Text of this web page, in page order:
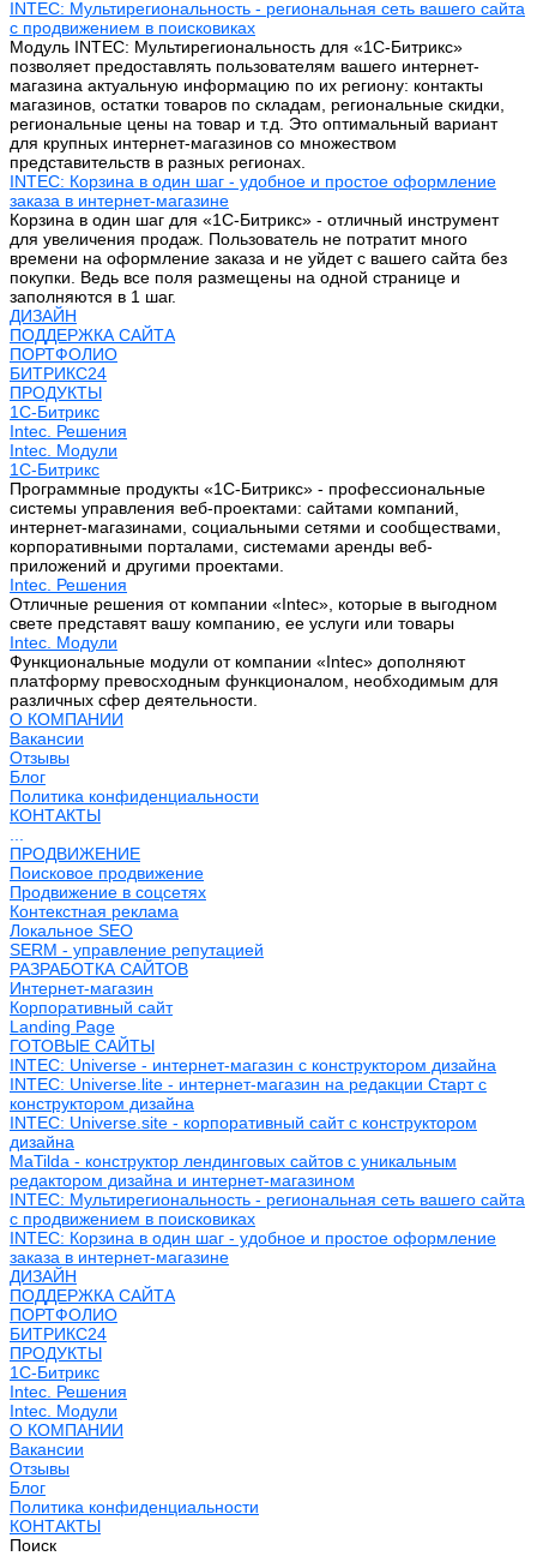
INTEC: Мультирегиональность - региональная сеть вашего сайта
с продвижением в поисковиках
Модуль INTEC: Мультирегиональность для «1С-Битрикс»
позволяет предоставлять пользователям вашего интернет-
магазина актуальную информацию по их региону: контакты
магазинов, остатки товаров по складам, региональные скидки,
региональные цены на товар и т.д. Это оптимальный вариант
для крупных интернет-магазинов со множеством
представительств в разных регионах.
INTEC: Корзина в один шаг - удобное и простое оформление
заказа в интернет-магазине
Корзина в один шаг для «1С-Битрикс» - отличный инструмент
для увеличения продаж. Пользователь не потратит много
времени на оформление заказа и не уйдет с вашего сайта без
покупки. Ведь все поля размещены на одной странице и
заполняются в 1 шаг.
ДИЗАЙН
ПОДДЕРЖКА САЙТА
ПОРТФОЛИО
БИТРИКС24
ПРОДУКТЫ
1С-Битрикс
Intec. Решения
Intec. Модули
1С-Битрикс
Программные продукты «1С-Битрикс» - профессиональные
системы управления веб-проектами: сайтами компаний,
интернет-магазинами, социальными сетями и сообществами,
корпоративными порталами, системами аренды веб-
приложений и другими проектами.
Intec. Решения
Отличные решения от компании «Intec», которые в выгодном
свете представят вашу компанию, ее услуги или товары
Intec. Модули
Функциональные модули от компании «Intec» дополняют
платформу превосходным функционалом, необходимым для
различных сфер деятельности.
О КОМПАНИИ
Вакансии
Отзывы
Блог
Политика конфиденциальности
КОНТАКТЫ
ПРОДВИЖЕНИЕ
Поисковое продвижение
Продвижение в соцсетях
Контекстная реклама
Локальное SEO
SERM - управление репутацией
РАЗРАБОТКА САЙТОВ
Интернет-магазин
Корпоративный сайт
Landing Page
ГОТОВЫЕ САЙТЫ
INTEC: Universe - интернет-магазин с конструктором дизайна
INTEC: Universe.lite - интернет-магазин на редакции Старт с
конструктором дизайна
INTEC: Universe.site - корпоративный сайт с конструктором
дизайна
MaTilda - конструктор лендинговых сайтов с уникальным
редактором дизайна и интернет-магазином
INTEC: Мультирегиональность - региональная сеть вашего сайта
с продвижением в поисковиках
INTEC: Корзина в один шаг - удобное и простое оформление
заказа в интернет-магазине
ДИЗАЙН
ПОДДЕРЖКА САЙТА
ПОРТФОЛИО
БИТРИКС24
ПРОДУКТЫ
1С-Битрикс
Intec. Решения
Intec. Модули
О КОМПАНИИ
Вакансии
Отзывы
Блог
Политика конфиденциальности
КОНТАКТЫ
Поиск